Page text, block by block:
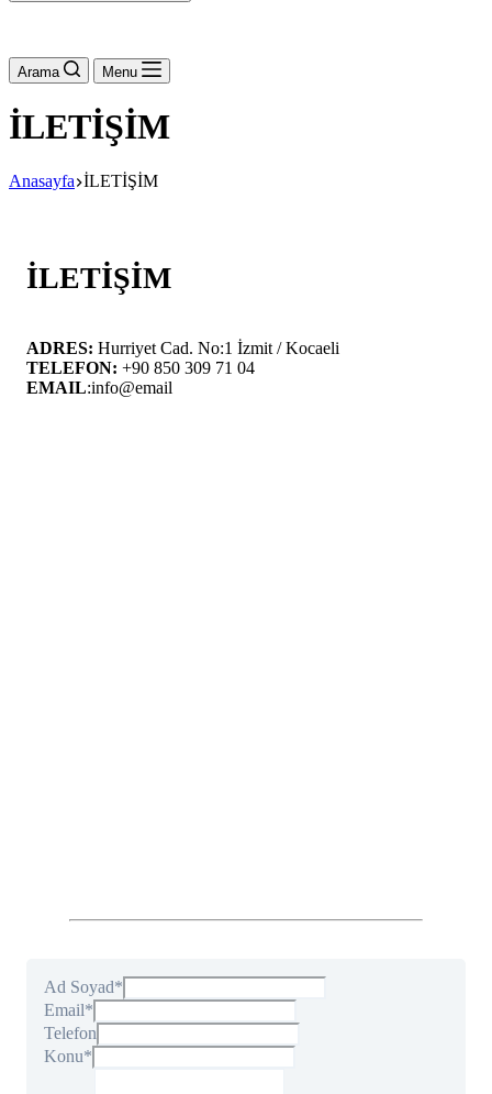
Arama Menu
İLETİŞİM
Anasayfa İLETİŞİM
İLETİŞİM
ADRES: Hurriyet Cad. No:1 İzmit / Kocaeli
TELEFON: +90 850 309 71 04
EMAIL:info@email
Ad Soyad*
Email*
Telefon
Konu*